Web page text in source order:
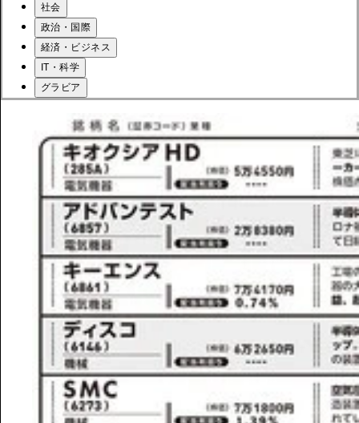
社会
政治・国際
経済・ビジネス
IT・科学
グラビア